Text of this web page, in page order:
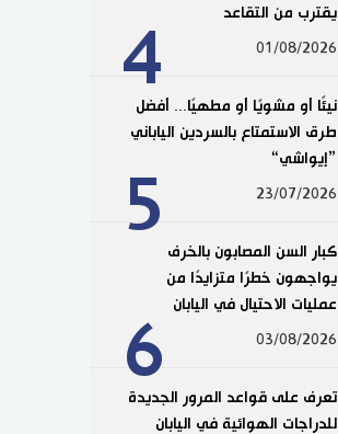
4
يقترب من التقاعد
01/08/2026
5
نيئًا أو مشويًا أو مطهيًا... أفضل
طرق الاستمتاع بالسردين الياباني
”إيواشي“
23/07/2026
6
كبار السن المصابون بالخرف
يواجهون خطرًا متزايدًا من
عمليات الاحتيال في اليابان
03/08/2026
تعرف على قواعد المرور الجديدة
للدراجات الهوائية في اليابان